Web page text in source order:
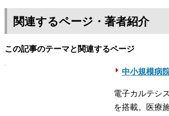
関連するページ・著者紹介
この記事のテーマと関連するページ
中小規模病
電子カルテシ
を搭載。医療